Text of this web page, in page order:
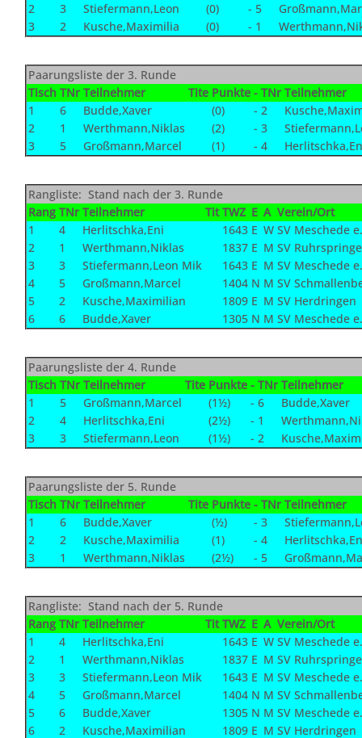
2
3 Stiefermann,Leon (0) - 5
3
2 Kusche,Maximilia (0) - 1
Paarungsliste der 3. Runde
Tisch TNr Teilnehmer Tite Punkte - TNr Teilnehmer
1
6 Budde,Xaver (0) - 2
2
1 Werthmann,Niklas (2) - 3
3
5 Großmann,Marcel (1) - 4
Rangliste: Stand nach der 3. Runde
Rang TNr Teilnehmer Tit TWZ E A Verein/Ort
1
4 Herlitschka,Eni 1643 E W SV Meschede
2
1 Werthmann,Niklas 1837 E M SV
3
3 Stiefermann,Leon Mik 1643 E M SV Meschede
4
5 Großmann,Marcel 1404 N M SV
5
2 Kusche,Maximilian 1809 E M SV Herdringen
6
6 Budde,Xaver 1305 N M SV Meschede
Paarungsliste der 4. Runde
Tisch TNr Teilnehmer Tite Punkte - TNr Teilnehmer
1
5 Großmann,Marcel (1½) - 6
Budde,Xaver
2
4 Herlitschka,Eni (2½) - 1
3
3 Stiefermann,Leon (1½) - 2
Paarungsliste der 5. Runde
Tisch TNr Teilnehmer Tite Punkte - TNr Teilnehmer
1
6 Budde,Xaver (½) - 3
2
2 Kusche,Maximilia (1) - 4
3
1 Werthmann,Niklas (2½) - 5
Rangliste: Stand nach der 5. Runde
Rang TNr Teilnehmer Tit TWZ E A Verein/Ort
1
4 Herlitschka,Eni 1643 E W SV Meschede
2
1 Werthmann,Niklas 1837 E M SV
3
3 Stiefermann,Leon Mik 1643 E M SV Meschede
4
5 Großmann,Marcel 1404 N M SV
5
6 Budde,Xaver 1305 N M SV Meschede
6
2 Kusche,Maximilian 1809 E M SV Herdringen